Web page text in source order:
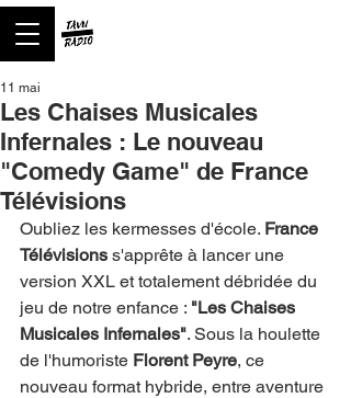
Les Chaises Musicales
Infernales : Le nouveau
"Comedy Game" de France
Télévisions
11 mai
Oubliez les kermesses d'école. France
Télévisions s'apprête à lancer une
version XXL et totalement débridée du
jeu de notre enfance : "Les Chaises
Musicales Infernales". Sous la houlette
de l'humoriste Florent Peyre, ce
nouveau format hybride, entre aventure